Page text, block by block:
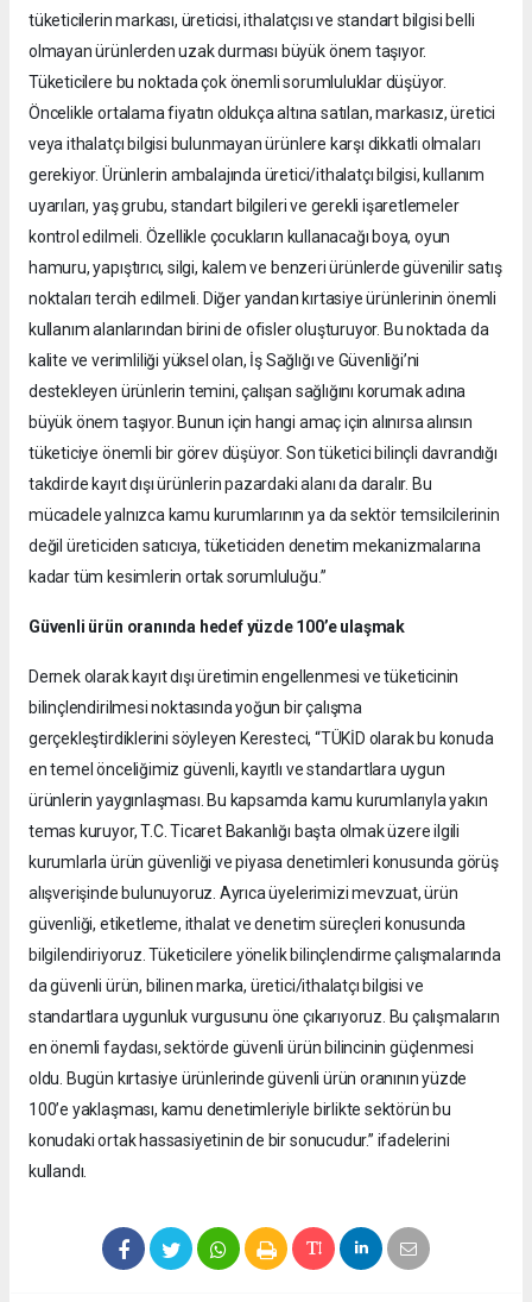
tüketicilerin markası, üreticisi, ithalatçısı ve standart bilgisi belli
olmayan ürünlerden uzak durması büyük önem taşıyor.
Tüketicilere bu noktada çok önemli sorumluluklar düşüyor.
Öncelikle ortalama fiyatın oldukça altına satılan, markasız, üretici
veya ithalatçı bilgisi bulunmayan ürünlere karşı dikkatli olmaları
gerekiyor. Ürünlerin ambalajında üretici/ithalatçı bilgisi, kullanım
uyarıları, yaş grubu, standart bilgileri ve gerekli işaretlemeler
kontrol edilmeli. Özellikle çocukların kullanacağı boya, oyun
hamuru, yapıştırıcı, silgi, kalem ve benzeri ürünlerde güvenilir satış
noktaları tercih edilmeli. Diğer yandan kırtasiye ürünlerinin önemli
kullanım alanlarından birini de ofisler oluşturuyor. Bu noktada da
kalite ve verimliliği yüksel olan, İş Sağlığı ve Güvenliği’ni
destekleyen ürünlerin temini, çalışan sağlığını korumak adına
büyük önem taşıyor. Bunun için hangi amaç için alınırsa alınsın
tüketiciye önemli bir görev düşüyor. Son tüketici bilinçli davrandığı
takdirde kayıt dışı ürünlerin pazardaki alanı da daralır. Bu
mücadele yalnızca kamu kurumlarının ya da sektör temsilcilerinin
değil üreticiden satıcıya, tüketiciden denetim mekanizmalarına
kadar tüm kesimlerin ortak sorumluluğu.”
Güvenli ürün oranında hedef yüzde 100’e ulaşmak
Dernek olarak kayıt dışı üretimin engellenmesi ve tüketicinin
bilinçlendirilmesi noktasında yoğun bir çalışma
gerçekleştirdiklerini söyleyen Keresteci, “TÜKİD olarak bu konuda
en temel önceliğimiz güvenli, kayıtlı ve standartlara uygun
ürünlerin yaygınlaşması. Bu kapsamda kamu kurumlarıyla yakın
temas kuruyor, T.C. Ticaret Bakanlığı başta olmak üzere ilgili
kurumlarla ürün güvenliği ve piyasa denetimleri konusunda görüş
alışverişinde bulunuyoruz. Ayrıca üyelerimizi mevzuat, ürün
güvenliği, etiketleme, ithalat ve denetim süreçleri konusunda
bilgilendiriyoruz. Tüketicilere yönelik bilinçlendirme çalışmalarında
da güvenli ürün, bilinen marka, üretici/ithalatçı bilgisi ve
standartlara uygunluk vurgusunu öne çıkarıyoruz. Bu çalışmaların
en önemli faydası, sektörde güvenli ürün bilincinin güçlenmesi
oldu. Bugün kırtasiye ürünlerinde güvenli ürün oranının yüzde
100’e yaklaşması, kamu denetimleriyle birlikte sektörün bu
konudaki ortak hassasiyetinin de bir sonucudur.” ifadelerini
kullandı.